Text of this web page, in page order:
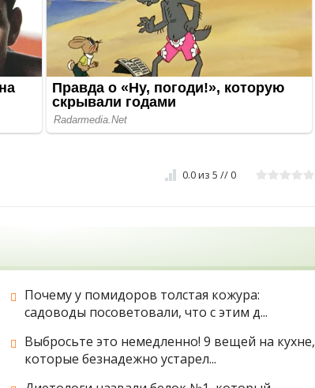
0.0из 5 // 0
Почему у помидоров толстая кожура:
садоводы посоветовали, что с этим д...
Выбросьте это немедленно! 9 вещей на кухне,
которые безнадежно устарел...